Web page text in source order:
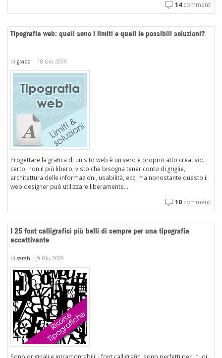
14 commenti
Tipografia web: quali sono i limiti e quali le possibili soluzioni?
di grazz | 18 Giu 2009
Progettare la grafica di un sito web è un vero e proprio atto creativo:
certo, non il più libero, visto che bisogna tener conto di griglie,
architettura delle informazioni, usabilità, ecc. ma nonostante questo il
web designer può utilizzare liberamente...
10 commenti
I 25 font calligrafici più belli di sempre per una tipografia
accattivante
di sarah | 9 Giu 2009